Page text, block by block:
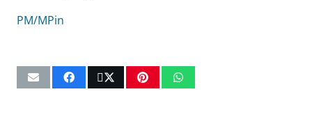
PM/MPin